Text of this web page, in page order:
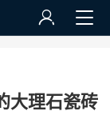
大理石瓷砖